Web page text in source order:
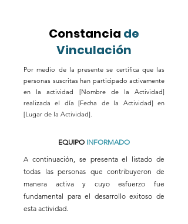
Constancia de
Vinculación
Por medio de la presente se certifica que las
personas suscritas han participado activamente
en la actividad [Nombre de la Actividad]
realizada el día [Fecha de la Actividad] en
[Lugar de la Actividad].
EQUIPO INFORMADO
A continuación, se presenta el listado de
todas las personas que contribuyeron de
manera activa y cuyo esfuerzo fue
fundamental para el desarrollo exitoso de
esta actividad.